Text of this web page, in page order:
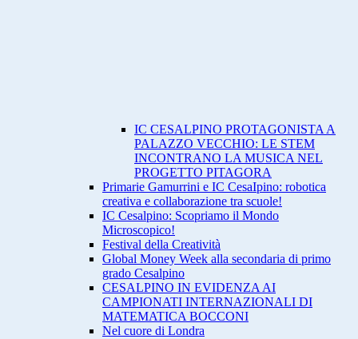
IC CESALPINO PROTAGONISTA A
PALAZZO VECCHIO: LE STEM
INCONTRANO LA MUSICA NEL
PROGETTO PITAGORA
Primarie Gamurrini e IC CesaIpino: robotica
creativa e collaborazione tra scuole!
IC Cesalpino: Scopriamo il Mondo
Microscopico!
Festival della Creatività
Global Money Week alla secondaria di primo
grado Cesalpino
CESALPINO IN EVIDENZA AI
CAMPIONATI INTERNAZIONALI DI
MATEMATICA BOCCONI
Nel cuore di Londra